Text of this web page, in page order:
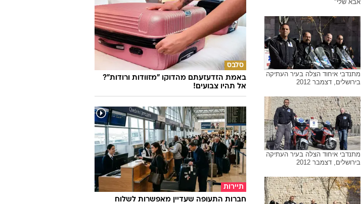
אבא שלי"
מתנדבי איחוד הצלה בעיר העתיקה
בירושלים, דצמבר 2012
מתנדבי איחוד הצלה בעיר העתיקה
בירושלים, דצמבר 2012
סלבס
באמת הזדעזעתם מהדוקו "מזוודות ורודות"?
אל תהיו צבועים!
תיירות
חברות התעופה שעדיין מאפשרות לשלוח